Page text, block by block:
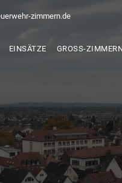
zimmern.de
EINSÄTZE GROSS-ZIMMERN